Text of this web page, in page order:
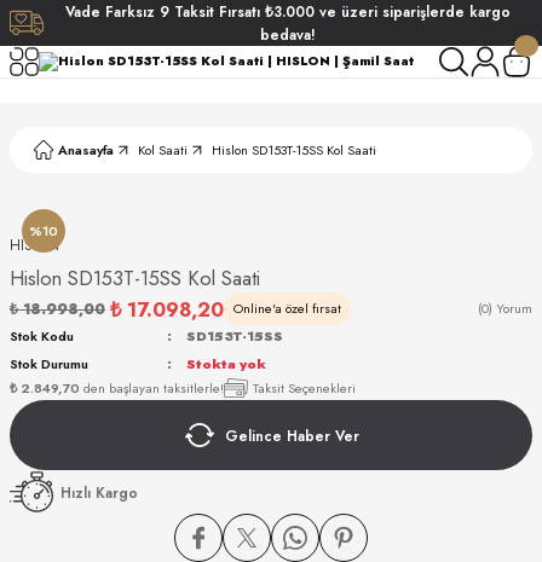
Vade Farksız 9 Taksit Fırsatı ₺3.000 ve üzeri siparişlerde kargo
bedava!
Anasayfa Kol Saati Hislon SD153T-15SS Kol Saati
%10
HISLON
Hislon SD153T-15SS Kol Saati
₺ 18.998,00 ₺ 17.098,20 Online'a özel fırsat (0) Yorum
₺ 2.849,70 den başlayan taksitlerle! Taksit Seçenekleri
Stok Kodu
SD153T-15SS
Stok Durumu
Stokta yok
Gelince Haber Ver
Hızlı Kargo
CLUB
CLUB